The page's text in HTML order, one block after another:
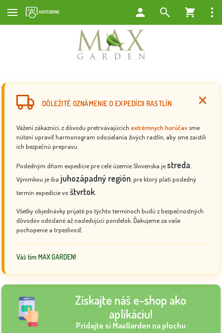
DÔLEŽITÉ OZNÁMENIE O EXPEDÍCII RASTLÍN
Vážení zákazníci, z dôvodu pretrvávajúcich extrémnych horúčav sme
nútení upraviť harmonogram odosielania živých rastlín, aby sme zaistili
ich bezpečnú prepravu.
Posledným dňom expedície pre celé územie Slovenska jestreda
Výnimkou je iba juhozápadný región , pre ktorý platí posledný
termín expedície vo štvrtok
Všetky objednávky prijaté po týchto termínoch budú z bezpečnostných
dôvodov odoslané až nasledujúci pondelok. Ďakujeme za vaše
pochopenie a trpezlivosť.
Váš tím MAX GARDEN!
Získajte náš e-shop ako
aplikáciu!
Pridajte si MaxGarden na plochu